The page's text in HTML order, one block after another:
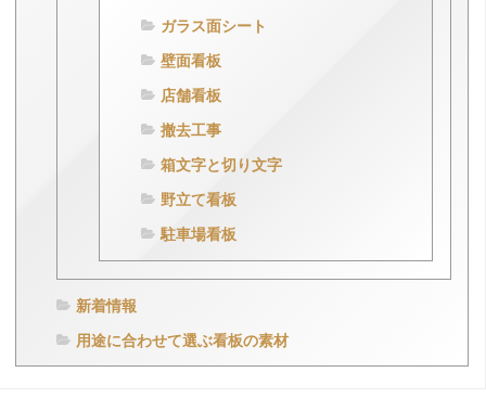
ガラス面シート
壁面看板
店舗看板
撤去工事
箱文字と切り文字
野立て看板
駐車場看板
新着情報
用途に合わせて選ぶ看板の素材